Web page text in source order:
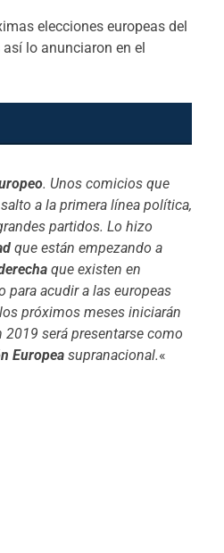
elecciones europeas del
lo anunciaron en el
. Unos comicios que
a la primera línea política,
partidos. Lo hizo
que están empezando a
que existen en
para acudir a las europeas
próximos meses iniciarán
será presentarse como
Europeasupranacional.«